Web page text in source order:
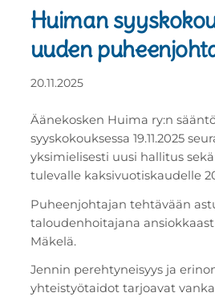
Huiman
uuden
20.11.2025
Äänekosken Huima ry:n
syyskokouksessa 19.11.2025
yksimielisesti uusi hallitus
tulevalle kaksivuotiskaudelle
Puheenjohtajan tehtävään
taloudenhoitajana
Mäkelä.
Jennin perehtyneisyys ja
yhteistyötaidot tarjoavat